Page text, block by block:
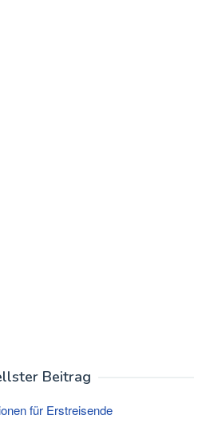
Beitrag
für Erstreisende